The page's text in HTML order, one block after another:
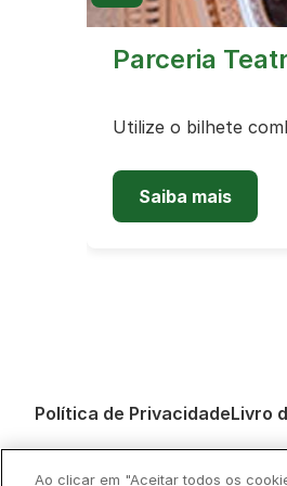
Parceria
Utilize o bilhete
Saiba mais
Política de PrivacidadeLivro
Ao clicar em "Aceitar todos os